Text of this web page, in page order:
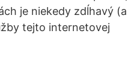
je niekedy zdĺhavý (a
tejto internetovej